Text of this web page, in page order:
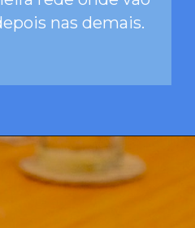
falei no
o sucesso dos
logicamente, o
das